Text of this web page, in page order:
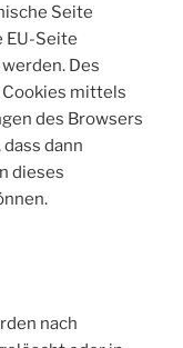
Seite
EU-Seite
Des
mittels
des Browsers
dann
dieses
nach